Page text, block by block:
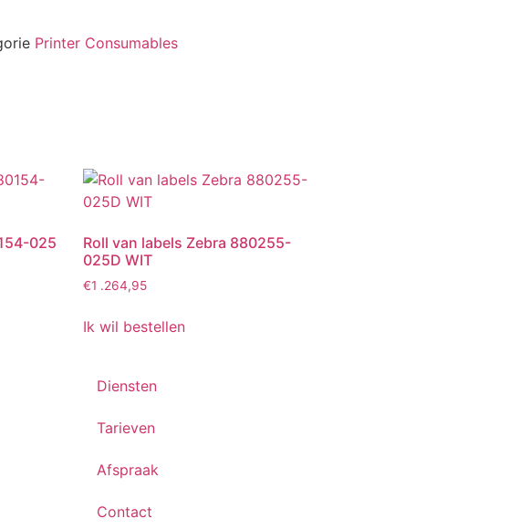
Printer Consumables
025
Roll van labels Zebra 880255-
025D WIT
€1 .264,95
Ik wil bestellen
Diensten
Tarieven
Afspraak
Contact